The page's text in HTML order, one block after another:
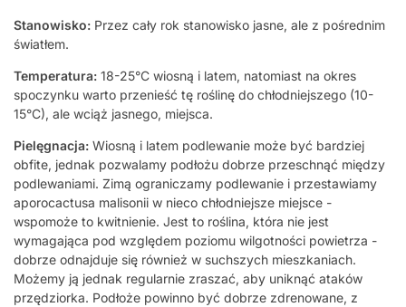
Stanowisko: Przez cały rok stanowisko jasne, ale z pośrednim
światłem.
Temperatura: 18-25°C wiosną i latem, natomiast na okres
spoczynku warto przenieść tę roślinę do chłodniejszego (10-
15°C), ale wciąż jasnego, miejsca.
Pielęgnacja: Wiosną i latem podlewanie może być bardziej
obfite, jednak pozwalamy podłożu dobrze przeschnąć między
podlewaniami. Zimą ograniczamy podlewanie i przestawiamy
aporocactusa malisonii w nieco chłodniejsze miejsce -
wspomoże to kwitnienie. Jest to roślina, która nie jest
wymagająca pod względem poziomu wilgotności powietrza -
dobrze odnajduje się również w suchszych mieszkaniach.
Możemy ją jednak regularnie zraszać, aby uniknąć ataków
przędziorka. Podłoże powinno być dobrze zdrenowane, z